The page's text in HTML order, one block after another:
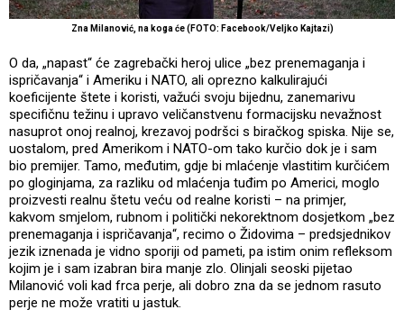
Zna Milanović, na koga će (FOTO: Facebook/Veljko Kajtazi)
O da, „napast“ će zagrebački heroj ulice „bez prenemaganja i
ispričavanja“ i Ameriku i NATO, ali oprezno kalkulirajući
koeficijente štete i koristi, važući svoju bijednu, zanemarivu
specifičnu težinu i upravo veličanstvenu formacijsku nevažnost
nasuprot onoj realnoj, krezavoj podršci s biračkog spiska. Nije se,
uostalom, pred Amerikom i NATO-om tako kurčio dok je i sam
bio premijer. Tamo, međutim, gdje bi mlaćenje vlastitim kurčićem
po gloginjama, za razliku od mlaćenja tuđim po Americi, moglo
proizvesti realnu štetu veću od realne koristi – na primjer,
kakvom smjelom, rubnom i politički nekorektnom dosjetkom „bez
prenemaganja i ispričavanja“, recimo o Židovima – predsjednikov
jezik iznenada je vidno sporiji od pameti, pa istim onim refleksom
kojim je i sam izabran bira manje zlo. Olinjali seoski pijetao
Milanović voli kad frca perje, ali dobro zna da se jednom rasuto
perje ne može vratiti u jastuk.